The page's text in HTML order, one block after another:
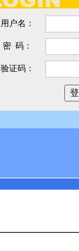
用户名：
密 码：
验证码：